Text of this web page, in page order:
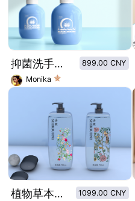
抑菌洗手液包装设计
899.00 CNY
Monika
植物草本花香洗发水
1099.00 CNY